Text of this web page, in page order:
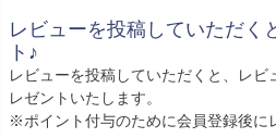
アウター
Sale販売
05 レンタルの流れ
4ステップで簡単
06 あんしんパック
汚れ・キズ・破損の補償
茨城県土浦市大町14-16-1F
10:00–18:00（完全予約制）
定休 月曜日
レビューを投稿していただく
ト♪
レビューを投稿していただくと、レ
レゼントいたします。
※ポイント付与のために会員登録後に